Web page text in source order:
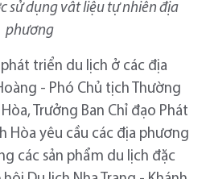
sử dụng vât liệu tự nhiên địa
phương
triển du lịch ở các địa
- Phó Chủ tịch Thường
Trưởng Ban Chỉ đạo Phát
Hòa yêu cầu các địa phương
các sản phẩm du lịch đặc